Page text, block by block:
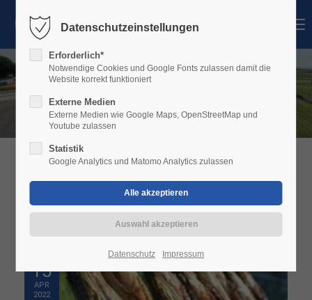
Login
Benutzername
Anmelden
Lost your password?
Support
ALLGEMEIN
15
APR
2022
Datenschutzeinstellungen
Erforderlich*
Notwendige Cookies und Google Fonts zulassen damit die
Website korrekt funktioniert
Externe Medien
Externe Medien wie Google Maps, OpenStreetMap und
Youtube zulassen
Statistik
Google Analytics und Matomo Analytics zulassen
Datenschutz Impressum